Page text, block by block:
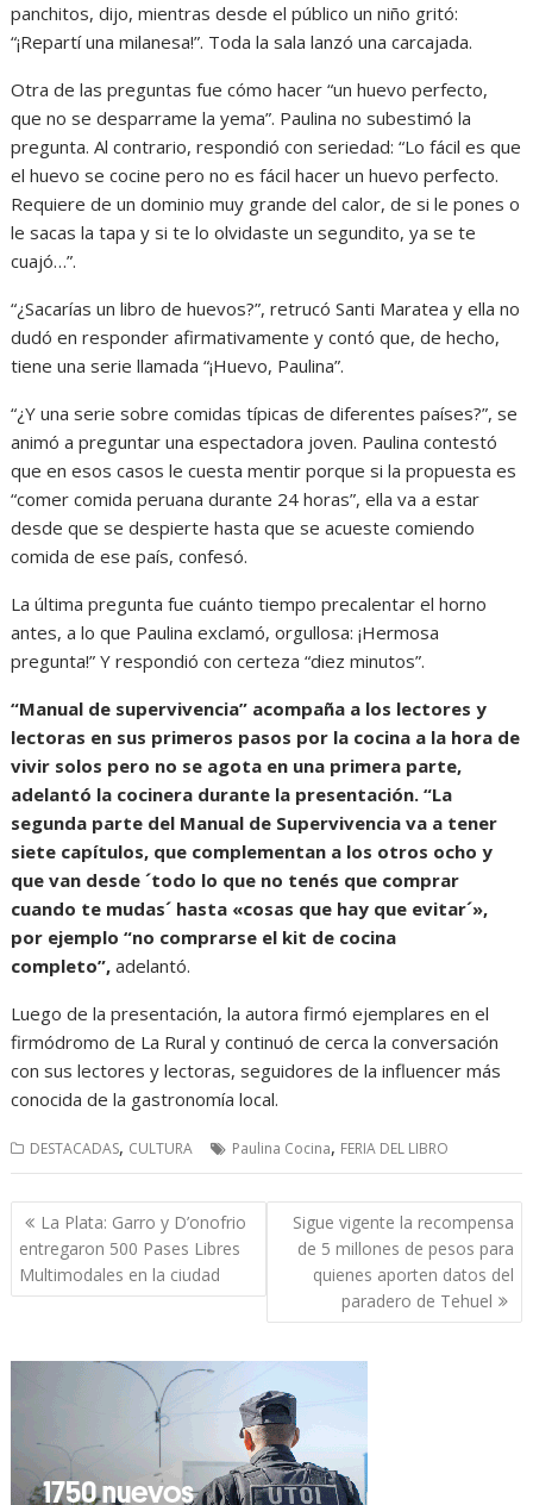
panchitos, dijo, mientras desde el público un niño gritó:
“¡Repartí una milanesa!”. Toda la sala lanzó una carcajada.
Otra de las preguntas fue cómo hacer “un huevo perfecto,
que no se desparrame la yema”. Paulina no subestimó la
pregunta. Al contrario, respondió con seriedad: “Lo fácil es que
el huevo se cocine pero no es fácil hacer un huevo perfecto.
Requiere de un dominio muy grande del calor, de si le pones o
le sacas la tapa y si te lo olvidaste un segundito, ya se te
cuajó…”.
“¿Sacarías un libro de huevos?”, retrucó Santi Maratea y ella no
dudó en responder afirmativamente y contó que, de hecho,
tiene una serie llamada “¡Huevo, Paulina”.
“¿Y una serie sobre comidas típicas de diferentes países?”, se
animó a preguntar una espectadora joven. Paulina contestó
que en esos casos le cuesta mentir porque si la propuesta es
“comer comida peruana durante 24 horas”, ella va a estar
desde que se despierte hasta que se acueste comiendo
comida de ese país, confesó.
La última pregunta fue cuánto tiempo precalentar el horno
antes, a lo que Paulina exclamó, orgullosa: ¡Hermosa
pregunta!” Y respondió con certeza “diez minutos”.
“Manual de supervivencia” acompaña a los lectores y
lectoras en sus primeros pasos por la cocina a la hora de
vivir solos pero no se agota en una primera parte,
adelantó la cocinera durante la presentación. “La
segunda parte del Manual de Supervivencia va a tener
siete capítulos, que complementan a los otros ocho y
que van desde ´todo lo que no tenés que comprar
cuando te mudas´ hasta «cosas que hay que evitar´»,
por ejemplo “no comprarse el kit de cocina
completo”, adelantó.
Luego de la presentación, la autora firmó ejemplares en el
firmódromo de La Rural y continuó de cerca la conversación
con sus lectores y lectoras, seguidores de la influencer más
conocida de la gastronomía local.
DESTACADAS, CULTURA Paulina Cocina, FERIA DEL LIBRO
Navegación
de
entradas
La Plata: Garro y D’onofrio
entregaron 500 Pases Libres
Multimodales en la ciudad
Sigue vigente la recompensa
de 5 millones de pesos para
quienes aporten datos del
paradero de Tehuel